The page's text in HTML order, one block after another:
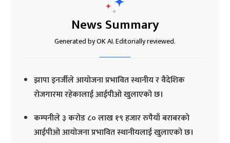
News Summary
Generated by OK AI. Editorially reviewed.
झापा इनर्जीले आयोजना प्रभावित स्थानीय र वैदेशिक
रोजगारमा रहेकालाई आईपीओ खुलाएको छ।
कम्पनीले ३ करोड ८० लाख १९ हजार रुपैयाँ बराबरको
आईपीओ आयोजना प्रभावित स्थानीयलाई खुलाएको छ।